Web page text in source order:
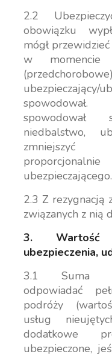
2.2
obowiązku
mógł
w momencie
niedbalstwo,
zmniejszyć
ubezpieczającego.
2.3 Z rezygnacją
związanych z nią
3. Wartość
ubezpieczenia,
3.1 Suma
odpowiadać
podróży
usług
dodatkowe
ubezpieczone,